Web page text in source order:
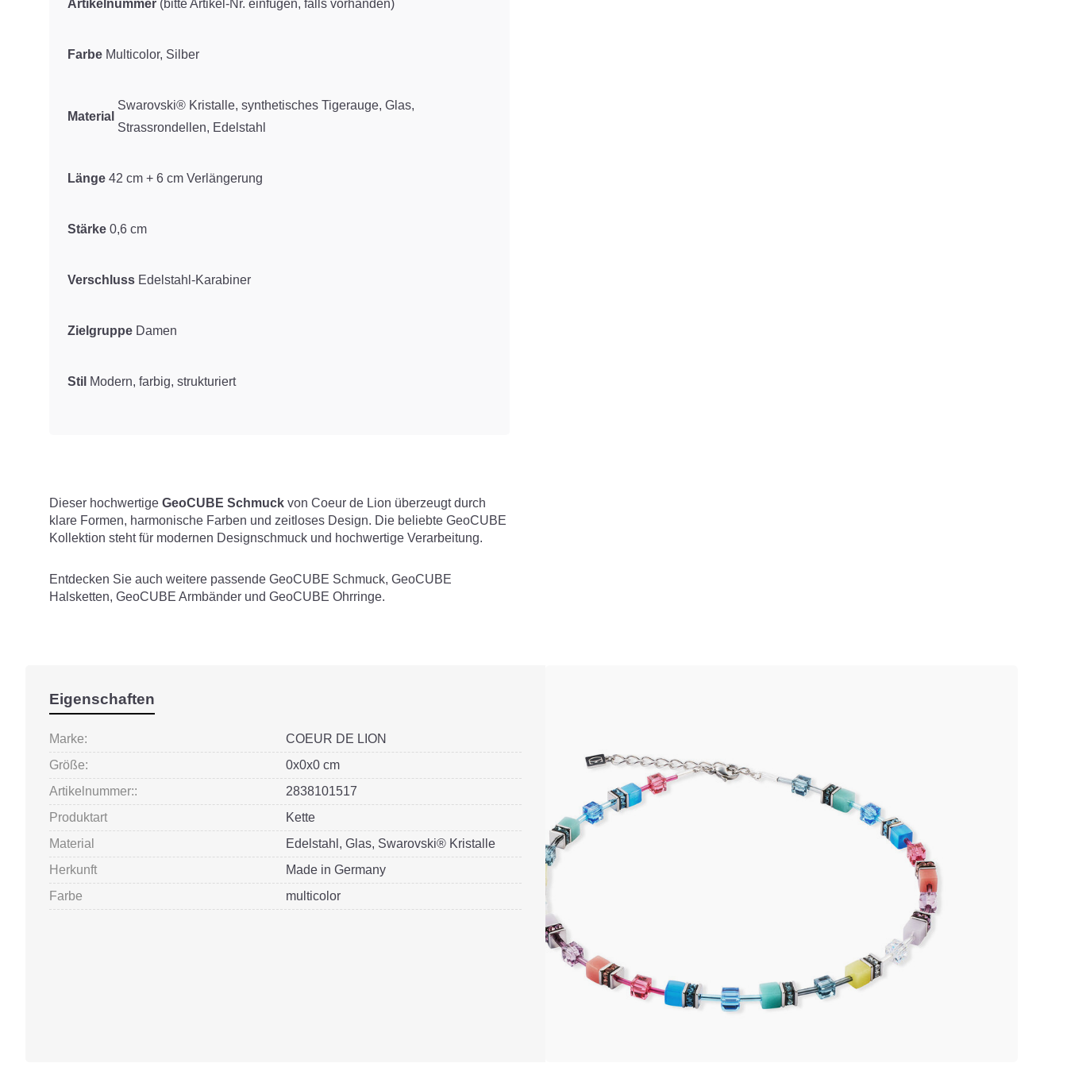
Artikelnummer (bitte Artikel-Nr. einfügen, falls vorhanden)
Farbe Multicolor, Silber
Material
Swarovski® Kristalle, synthetisches Tigerauge, Glas,
Strassrondellen, Edelstahl
Länge 42 cm + 6 cm Verlängerung
Stärke 0,6 cm
Verschluss Edelstahl-Karabiner
Zielgruppe Damen
Stil Modern, farbig, strukturiert
Dieser hochwertige GeoCUBE Schmuck von Coeur de Lion überzeugt durch
klare Formen, harmonische Farben und zeitloses Design. Die beliebte GeoCUBE
Kollektion steht für modernen Designschmuck und hochwertige Verarbeitung.
Entdecken Sie auch weitere passende GeoCUBE Schmuck, GeoCUBE
Halsketten, GeoCUBE Armbänder und GeoCUBE Ohrringe.
Eigenschaften
Marke:
COEUR DE LION
Größe:
0x0x0 cm
Artikelnummer::
2838101517
Produktart
Kette
Material
Edelstahl, Glas, Swarovski® Kristalle
Herkunft
Made in Germany
Farbe
multicolor